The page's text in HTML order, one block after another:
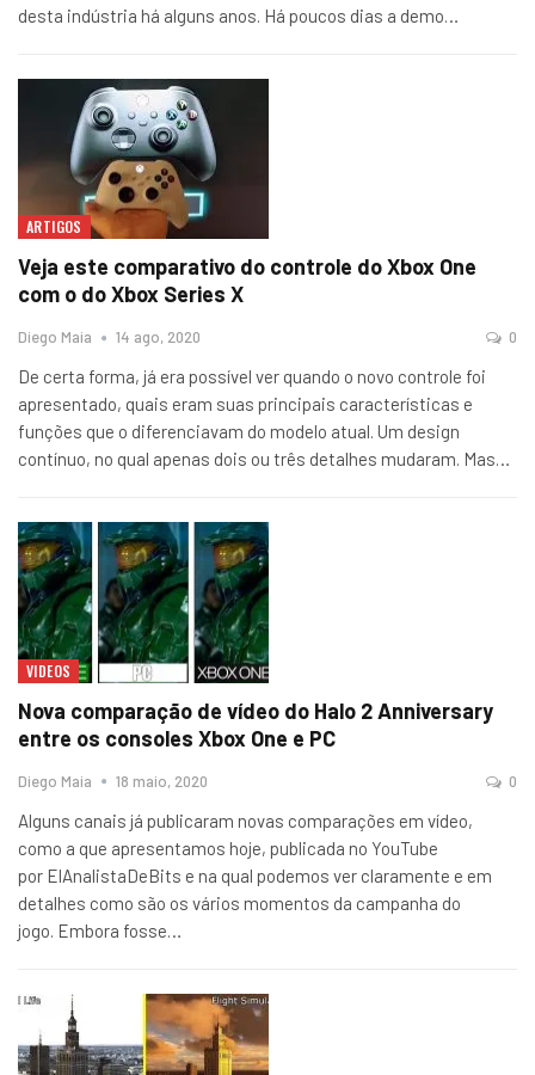
desta indústria há alguns anos. Há poucos dias a demo…
ARTIGOS
Veja este comparativo do controle do Xbox One
com o do Xbox Series X
Diego Maia 14 ago, 2020 0
De certa forma, já era possível ver quando o novo controle foi
apresentado, quais eram suas principais características e
funções que o diferenciavam do modelo atual. Um design
contínuo, no qual apenas dois ou três detalhes mudaram. Mas…
VIDEOS
Nova comparação de vídeo do Halo 2 Anniversary
entre os consoles Xbox One e PC
Diego Maia 18 maio, 2020 0
Alguns canais já publicaram novas comparações em vídeo,
como a que apresentamos hoje, publicada no YouTube
por ElAnalistaDeBits e na qual podemos ver claramente e em
detalhes como são os vários momentos da campanha do
jogo. Embora fosse